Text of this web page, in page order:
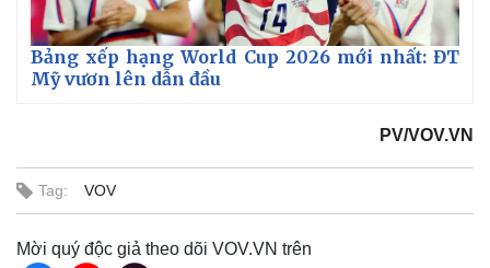
Bảng xếp hạng World Cup 2026 mới nhất: ĐT
Mỹ vươn lên dẫn đầu
PV/VOV.VN
Tag: VOV
Mời quý độc giả theo dõi VOV.VN trên